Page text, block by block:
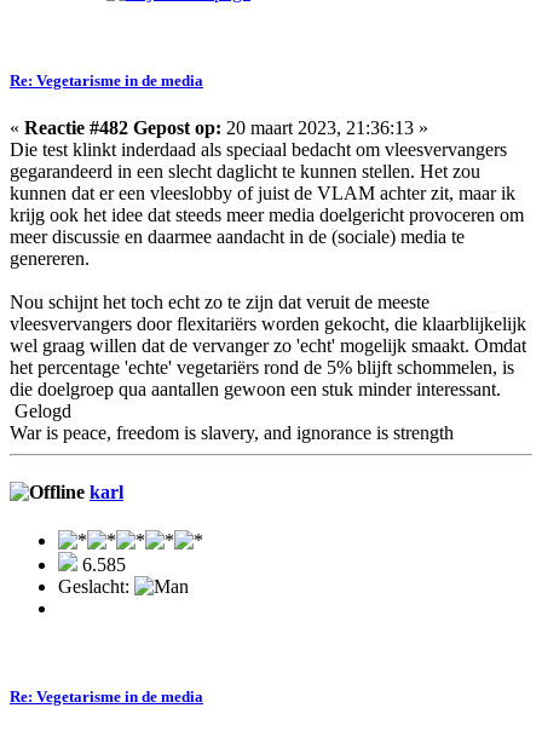
Re: Vegetarisme in de media
« Reactie #482 Gepost op: 20 maart 2023, 21:36:13 »
Die test klinkt inderdaad als speciaal bedacht om vleesvervangers
gegarandeerd in een slecht daglicht te kunnen stellen. Het zou
kunnen dat er een vleeslobby of juist de VLAM achter zit, maar ik
krijg ook het idee dat steeds meer media doelgericht provoceren om
meer discussie en daarmee aandacht in de (sociale) media te
genereren.
Nou schijnt het toch echt zo te zijn dat veruit de meeste
vleesvervangers door flexitariërs worden gekocht, die klaarblijkelijk
wel graag willen dat de vervanger zo 'echt' mogelijk smaakt. Omdat
het percentage 'echte' vegetariërs rond de 5% blijft schommelen, is
die doelgroep qua aantallen gewoon een stuk minder interessant.
Gelogd
War is peace, freedom is slavery, and ignorance is strength
karl
6.585
Geslacht:
Re: Vegetarisme in de media